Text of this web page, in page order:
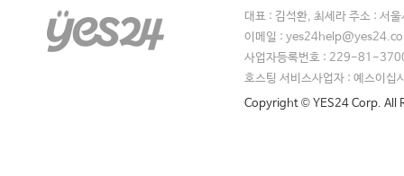
대표 : 김석환, 최세라 주소 : 서
이메일 :
사업자등록번호 : 229-81-
호스팅 서비스사업자 : 예스이십
Copyright © YES24 Corp. All